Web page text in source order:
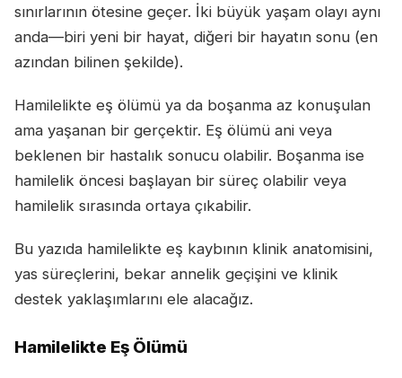
sınırlarının ötesine geçer. İki büyük yaşam olayı aynı
anda—biri yeni bir hayat, diğeri bir hayatın sonu (en
azından bilinen şekilde).
Hamilelikte eş ölümü ya da boşanma az konuşulan
ama yaşanan bir gerçektir. Eş ölümü ani veya
beklenen bir hastalık sonucu olabilir. Boşanma ise
hamilelik öncesi başlayan bir süreç olabilir veya
hamilelik sırasında ortaya çıkabilir.
Bu yazıda hamilelikte eş kaybının klinik anatomisini,
yas süreçlerini, bekar annelik geçişini ve klinik
destek yaklaşımlarını ele alacağız.
Hamilelikte Eş Ölümü